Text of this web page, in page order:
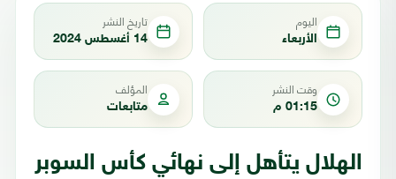
اليوم
الأربعاء
تاريخ النشر
14 أغسطس 2024
وقت النشر
01:15 م
المؤلف
متابعات
الهلال يتأهل إلى نهائي كأس السوبر